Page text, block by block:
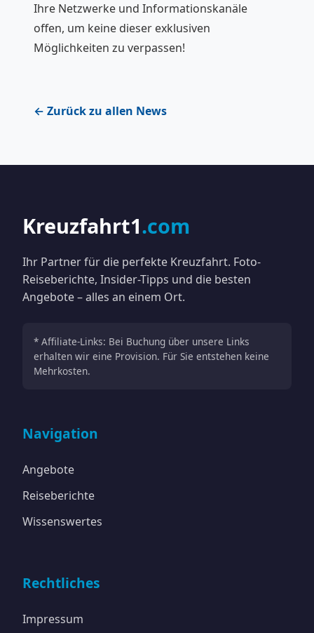
Ihre Netzwerke und Informationskanäle
offen, um keine dieser exklusiven
Möglichkeiten zu verpassen!
← Zurück zu allen News
Kreuzfahrt1.com
Ihr Partner für die perfekte Kreuzfahrt. Foto-
Reiseberichte, Insider-Tipps und die besten
Angebote – alles an einem Ort.
* Affiliate-Links: Bei Buchung über unsere Links
erhalten wir eine Provision. Für Sie entstehen keine
Mehrkosten.
Navigation
Angebote
Reiseberichte
Wissenswertes
Rechtliches
Impressum